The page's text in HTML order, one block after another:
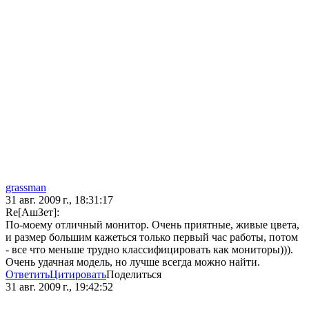
grassman
31 авг. 2009 г., 18:31:17
Re[АшЗет]:
По-моему отличный монитор. Очень приятные, живые цвета,
и размер большим кажеться только первый час работы, потом
- все что меньше трудно классифицировать как мониторы))).
Очень удачная модель, но лучше всегда можно найти.
ОтветитьЦитироватьПоделиться
31 авг. 2009 г., 19:42:52